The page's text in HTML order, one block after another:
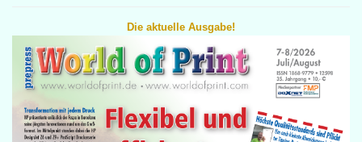
Die aktuelle Ausgabe!